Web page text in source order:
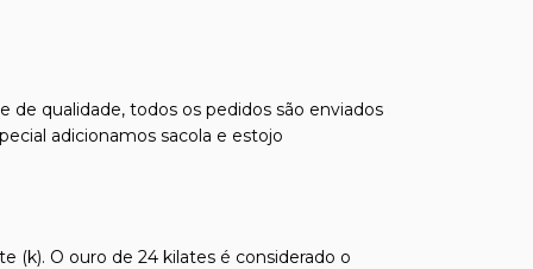
de qualidade, todos os pedidos são enviados
adicionamos sacola e estojo
(k). O ouro de 24 kilates é considerado o